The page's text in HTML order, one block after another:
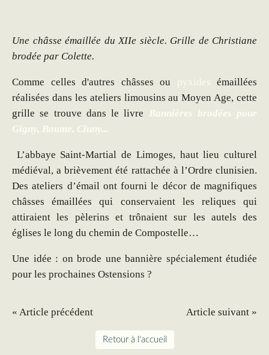
Une châsse émaillée du XIIe siècle. Grille de Christiane
brodée par Colette.
Comme celles d'autres châsses ou pyxides émaillées
réalisées dans les ateliers limousins au Moyen Age, cette
grille se trouve dans le livre
Bannières brodées pour
Gigny, Baume, Cluny...
L’abbaye Saint-Martial de Limoges, haut lieu culturel
médiéval, a brièvement été rattachée à l’Ordre clunisien.
Des ateliers d’émail ont fourni le décor de magnifiques
châsses émaillées qui conservaient les reliques qui
attiraient les pèlerins et trônaient sur les autels des
églises le long du chemin de Compostelle…
Une idée : on brode une bannière spécialement étudiée
pour les prochaines Ostensions ?
« Article précédent Article suivant »
Retour à l'accueil